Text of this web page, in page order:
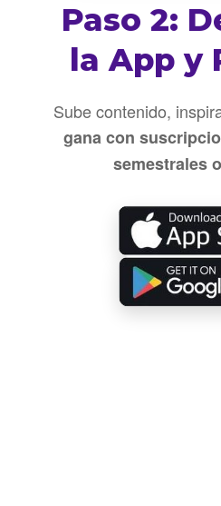
Paso 2:
la App y
Sube contenido,
gana con
semestrales